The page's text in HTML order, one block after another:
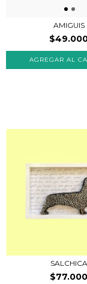
AMIGUIS
SALCHICA
$77.000